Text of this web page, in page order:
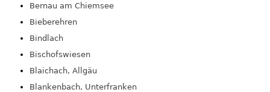
Bernau am Chiemsee
Bieberehren
Bindlach
Bischofswiesen
Blaichach, Allgäu
Blankenbach, Unterfranken